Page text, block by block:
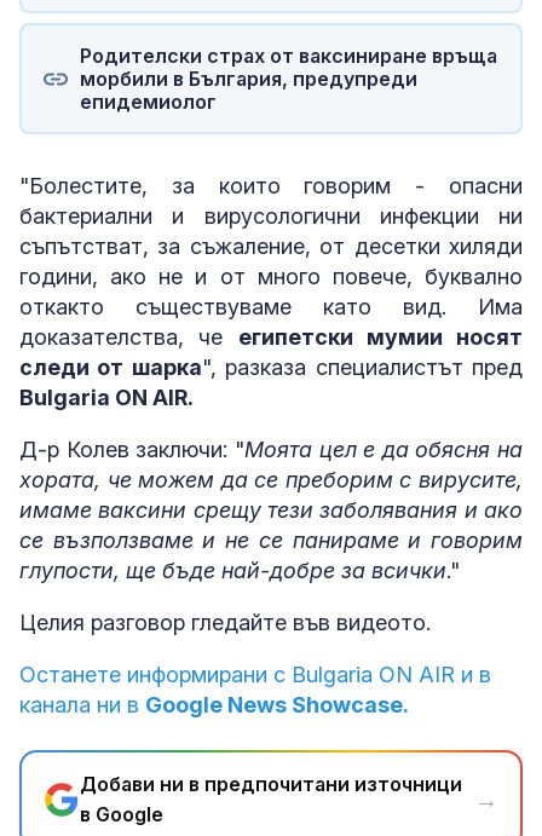
Родителски страх от ваксиниране връща
морбили в България, предупреди
епидемиолог
"Болестите, за които говорим - опасни
бактериални и вирусологични инфекции ни
съпътстват, за съжаление, от десетки хиляди
години, ако не и от много повече, буквално
откакто съществуваме като вид. Има
доказателства, че египетски мумии носят
следи от шарка", разказа специалистът пред
Bulgaria ON AIR.
Д-р Колев заключи: "Моята цел е да обясня на
хората, че можем да се преборим с вирусите,
имаме ваксини срещу тези заболявания и ако
се възползваме и не се панираме и говорим
глупости, ще бъде най-добре за всички."
Целия разговор гледайте във видеото.
Останете информирани с Bulgaria ON AIR и в
канала ни в Google News Showcase.
Добави ни в предпочитани източници
в Google
→